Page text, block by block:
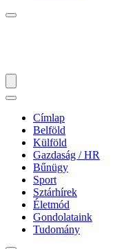
Címlap
Belföld
Külföld
Gazdaság / HR
Bűnügy
Sport
Sztárhírek
Életmód
Gondolataink
Tudomány